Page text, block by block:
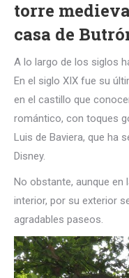
torre
casa de
A lo largo de los siglos
En el siglo XIX fue su
en el castillo que
romántico, con toques
Luis de Baviera, que ha
Disney.
No obstante, aunque en
interior, por su exterior
agradables paseos.